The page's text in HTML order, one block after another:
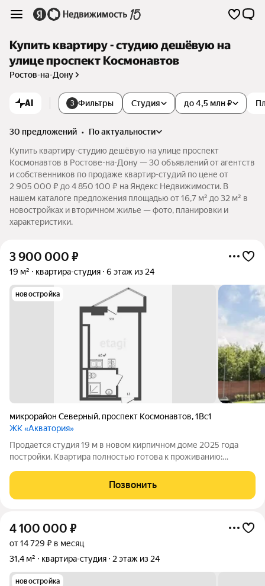
Купить квартиру - студию дешёвую на
улице проспект Космонавтов
Ростов-на-Дону
AI 3 Фильтры Студия до 4,5 млн ₽
30 предложений •
по актуальности
Купить квартиру-студию дешёвую на улице проспект
Космонавтов в Ростове-на-Дону — 30 объявлений от агентств
и собственников по продаже квартир-студий по цене от
2 905 000 ₽ до 4 850 100 ₽ на Яндекс Недвижимости. В
нашем каталоге предложения площадью от 16,7 м² до 32 м² в
новостройках и вторичном жилье — фото, планировки и
характеристики.
3 900 000 ₽
19 м² квартира-студия 6 этаж из 24
новостройка
микрорайон Северный, проспект Космонавтов,1Вс1
ЖК «Акватория»
Продается студия 19 м в новом кирпичном доме 2025 года
постройки. Квартира полностью готова к проживанию:
места для хранения вещей Оборудовано спальное местоПозвонить
4 100 000 ₽
от 14 729 ₽ в месяц
31,4 м²
квартира-студия 2 этаж из 24
новостройка